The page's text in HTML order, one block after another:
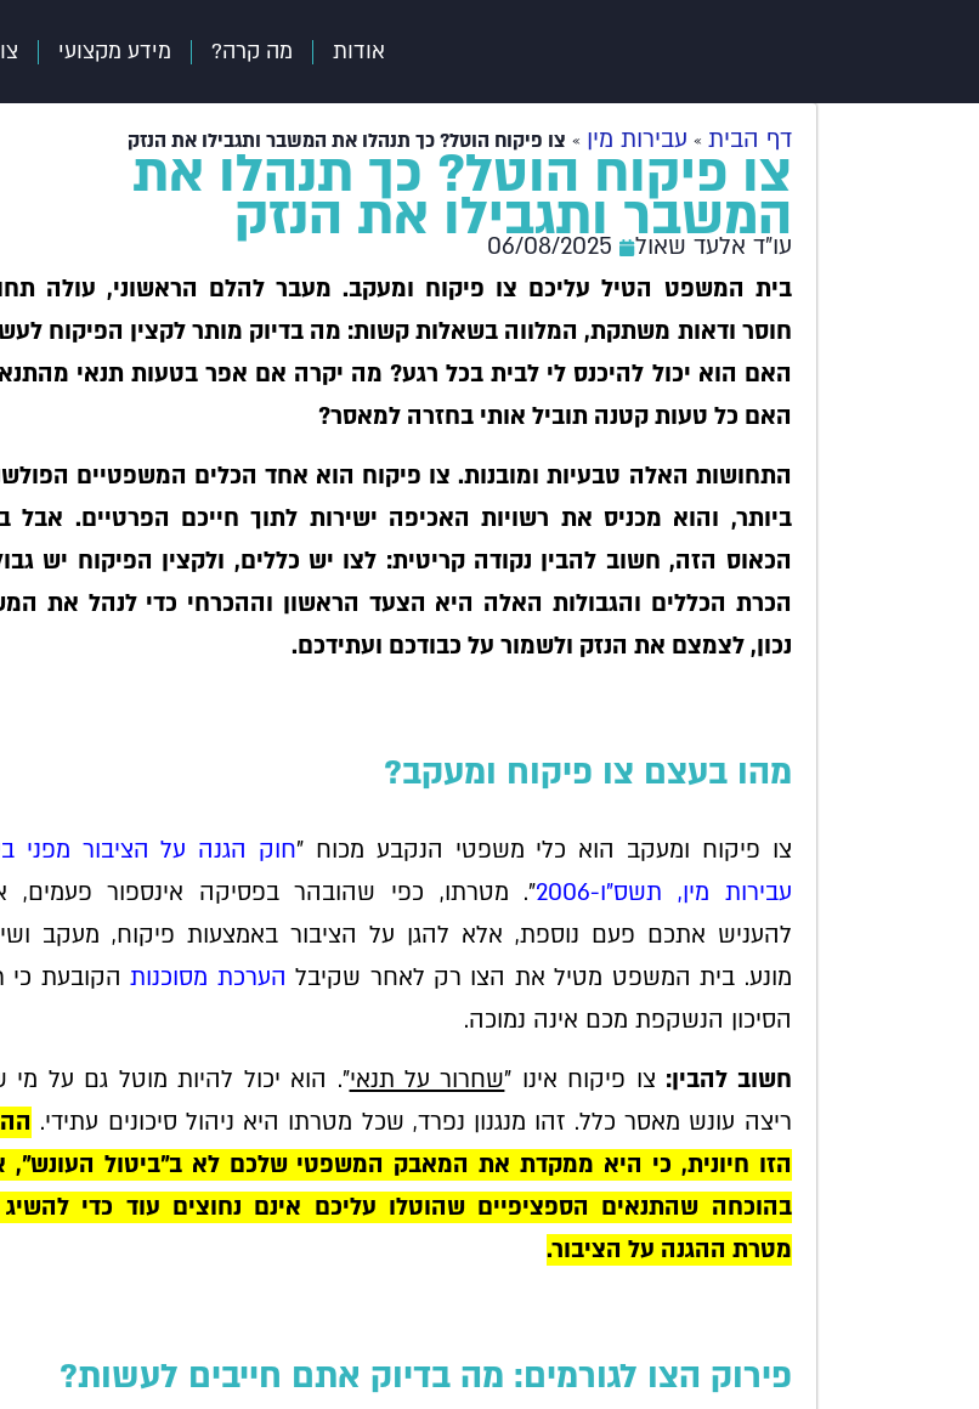
אודות מה קרה? מידע מקצועי
דף הבית » עבירות מין » צו פיקוח הוטל? כך תנהלו את המשבר ותגבילו את הנזק
צו פיקוח הוטל? כך תנהלו את
המשבר ותגבילו את הנזק
עו"ד אלעד שאול
06/08/2025
בית המשפט הטיל עליכם צו פיקוח ומעקב. מעבר להלם הראשוני, עולה
חוסר ודאות משתקת, המלווה בשאלות קשות: מה בדיוק מותר לקצין הפיקוח
האם הוא יכול להיכנס לי לבית בכל רגע? מה יקרה אם אפר בטעות תנאי
האם כל טעות קטנה תוביל אותי בחזרה למאסר?
התחושות האלה טבעיות ומובנות. צו פיקוח הוא אחד הכלים המשפטיים
ביותר, והוא מכניס את רשויות האכיפה ישירות לתוך חייכם הפרטיים. אבל
הכאוס הזה, חשוב להבין נקודה קריטית: לצו יש כללים, ולקצין הפיקוח יש
הכרת הכללים והגבולות האלה היא הצעד הראשון וההכרחי כדי לנהל את
נכון, לצמצם את הנזק ולשמור על כבודכם ועתידכם.
מהו בעצם צו פיקוח ומעקב?
צו פיקוח ומעקב הוא כלי משפטי הנקבע מכוח "חוק הגנה על הציבור מפני
עבירות מין, תשס"ו-2006
". מטרתו, כפי שהובהר בפסיקה אינספור פעמים,
להעניש אתכם פעם נוספת, אלא להגן על הציבור באמצעות פיקוח, מעקב
מונע. בית המשפט מטיל את הצו רק לאחר שקיבל הערכת מסוכנותהקובעת כי
הסיכון הנשקפת מכם אינה נמוכה.
חשוב להבין: צו פיקוח אינו "שחרור על תנאי". הוא יכול להיות מוטל גם על מי
ריצה עונש מאסר כלל. זהו מנגנון נפרד, שכל מטרתו היא ניהול סיכונים עתידי.
הזו חיונית, כי היא ממקדת את המאבק המשפטי שלכם לא ב"ביטול העונש",
בהוכחה שהתנאים הספציפיים שהוטלו עליכם אינם נחוצים עוד כדי
מטרת ההגנה על הציבור.
פירוק הצו לגורמים: מה בדיוק אתם חייבים לעשות?